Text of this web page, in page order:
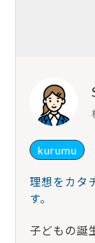
kurumu
理想をカタ
す。
子どもの誕